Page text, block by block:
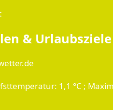
&
1,1 °C ;